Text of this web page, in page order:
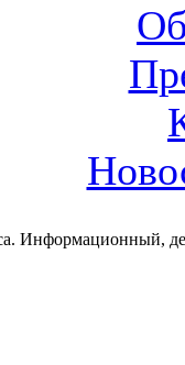
Информационный,